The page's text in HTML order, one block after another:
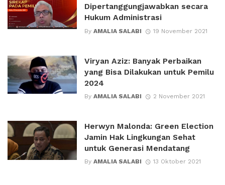
Dipertanggungjawabkan secara
Hukum Administrasi
By AMALIA SALABI 19 November 2021
Viryan Aziz: Banyak Perbaikan
yang Bisa Dilakukan untuk Pemilu
2024
By AMALIA SALABI 2 November 2021
Herwyn Malonda: Green Election
Jamin Hak Lingkungan Sehat
untuk Generasi Mendatang
By AMALIA SALABI 13 Oktober 2021